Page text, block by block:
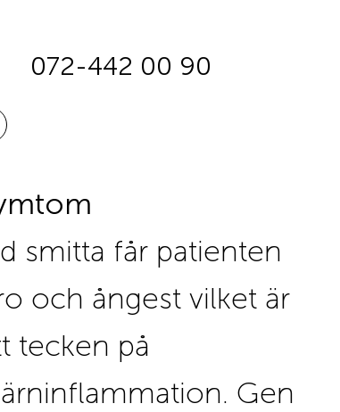
072-442 00 90
smitta får patienten
och ångest vilket är
tecken på
Gen